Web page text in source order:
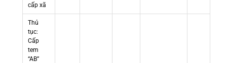
cấp xã
Thủ
tục:
Cấp
tem
“AB”